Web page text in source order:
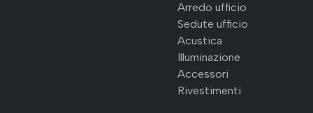
Arredo ufficio
Sedute ufficio
Acustica
Illuminazione
Accessori
Rivestimenti